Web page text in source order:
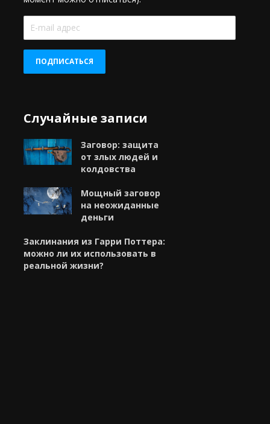
E-
mail
ПОДПИСАТЬСЯ
Случайные записи
Заговор: защита
от злых людей и
колдовства
Мощный заговор
на неожиданные
деньги
Заклинания из Гарри Поттера:
можно ли их использовать в
реальной жизни?